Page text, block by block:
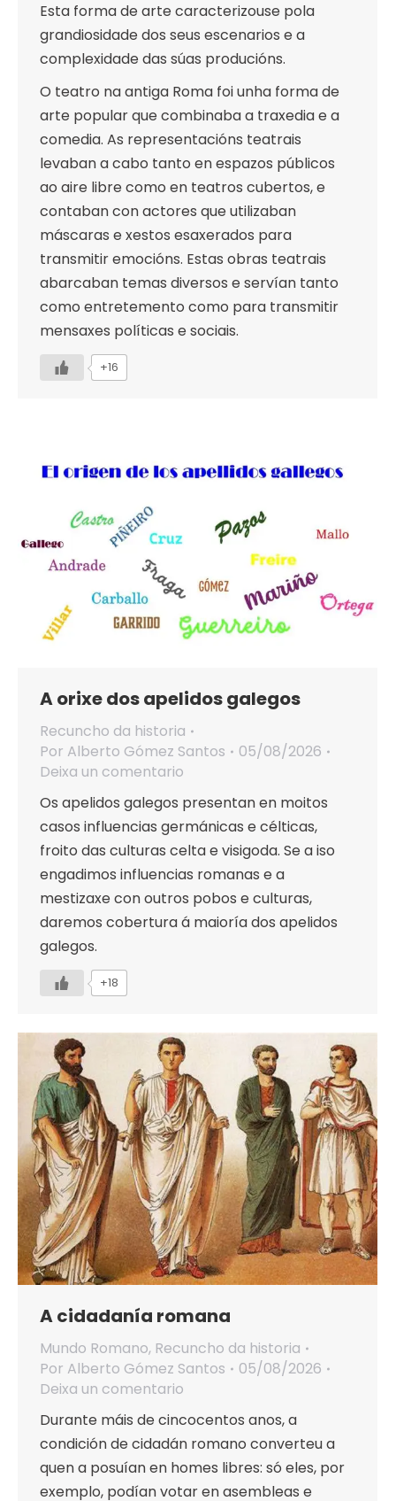
Esta forma de arte caracterizouse pola
grandiosidade dos seus escenarios e a
complexidade das súas producións.
O teatro na antiga Roma foi unha forma de
arte popular que combinaba a traxedia e a
comedia. As representacións teatrais
levaban a cabo tanto en espazos públicos
ao aire libre como en teatros cubertos, e
contaban con actores que utilizaban
máscaras e xestos esaxerados para
transmitir emocións. Estas obras teatrais
abarcaban temas diversos e servían tanto
como entretemento como para transmitir
mensaxes políticas e sociais.
+16
A orixe dos apelidos galegos
Recuncho da historia
Por Alberto Gómez Santos
05/08/2026
Deixa un comentario
Os apelidos galegos presentan en moitos
casos influencias germánicas e célticas,
froito das culturas celta e visigoda. Se a iso
engadimos influencias romanas e a
mestizaxe con outros pobos e culturas,
daremos cobertura á maioría dos apelidos
galegos.
+18
A cidadanía romana
Mundo Romano, Recuncho da historia
Por Alberto Gómez Santos
05/08/2026
Deixa un comentario
Durante máis de cincocentos anos, a
condición de cidadán romano converteu a
quen a posuían en homes libres: só eles, por
exemplo, podían votar en asembleas e